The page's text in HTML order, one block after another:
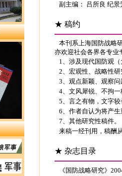
副主编： 吕所良 纪景
★ 稿约
本刊系上海国防战略
亦欢迎社会各界各专业
1、涉及现代国防观（
2、宏观性、战略性研
3、观点新颖、观察问
4、文风犀锐、不拘一
5、言之有物，文字较
6、作者自认为将产生
7、其他研究性稿件。
来稿一经刊用，稿酬从
★ 杂志目录
《国防战略研究》